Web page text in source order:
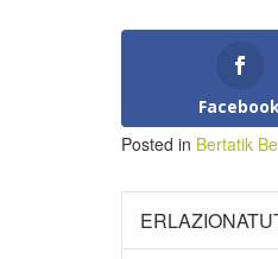
Posted in Bertatik